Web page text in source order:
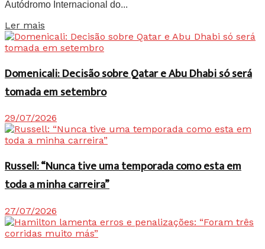
Autódromo Internacional do...
Ler mais
Domenicali: Decisão sobre Qatar e Abu Dhabi só será
tomada em setembro
29/07/2026
Russell: “Nunca tive uma temporada como esta em
toda a minha carreira”
27/07/2026